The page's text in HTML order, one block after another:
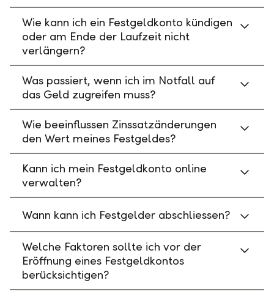
Wie kann ich ein Festgeldkonto kündigen
oder am Ende der Laufzeit nicht
verlängern?
Was passiert, wenn ich im Notfall auf
das Geld zugreifen muss?
Wie beeinflussen Zinssatzänderungen
den Wert meines Festgeldes?
Kann ich mein Festgeldkonto online
verwalten?
Wann kann ich Festgelder abschliessen?
Welche Faktoren sollte ich vor der
Eröffnung eines Festgeldkontos
berücksichtigen?